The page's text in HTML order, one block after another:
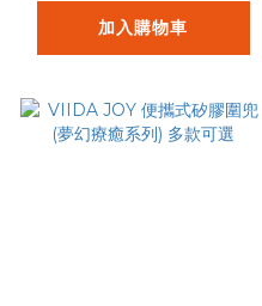
加入購物車